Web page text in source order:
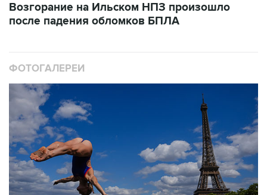
Возгорание на Ильском НПЗ произошло
после падения обломков БПЛА
ФОТОГАЛЕРЕИ